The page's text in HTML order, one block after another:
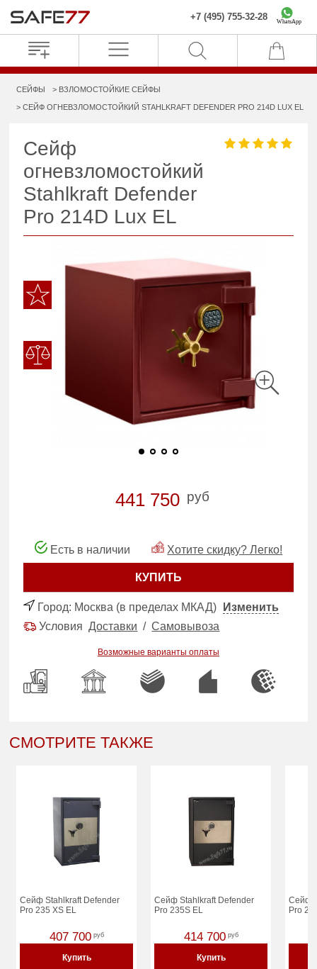
+7 (495) 755-32-28 WhatsApp
СЕЙФЫ ВЗЛОМОСТОЙКИЕ СЕЙФЫ
СЕЙФ ОГНЕВЗЛОМОСТОЙКИЙ STAHLKRAFT DEFENDER PRO 214D LUX EL
Сейф
огневзломостойкий
Stahlkraft Defender
Pro 214D Lux EL
441 750 руб
Есть в наличии Хотите скидку? Легко!
КУПИТЬ
Город: Москва (в пределах МКАД)
Изменить
УсловияДоставки /Самовывоза
Возможные варианты оплаты
СМОТРИТЕ ТАКЖЕ
Сейф Stahlkraft Defender
Pro 235 XS EL
407 700 руб
Купить
Сейф Stahlkraft Defender
Pro 235S EL
414 700 руб
Купить
Сейф
Pro